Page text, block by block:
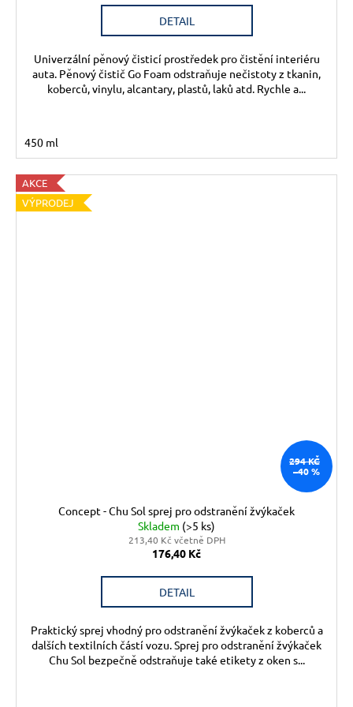
DETAIL
Univerzální pěnový čisticí prostředek pro čistění interiéru
auta. Pěnový čistič Go Foam odstraňuje nečistoty z tkanin,
koberců, vinylu, alcantary, plastů, laků atd. Rychle a...
450 ml
AKCE
VÝPRODEJ
294 KČ
–40 %
Concept - Chu Sol sprej pro odstranění žvýkaček
Skladem (>5 ks)
213,40 Kč včetně DPH
176,40 Kč
DETAIL
Praktický sprej vhodný pro odstranění žvýkaček z koberců a
dalších textilních částí vozu. Sprej pro odstranění žvýkaček
Chu Sol bezpečně odstraňuje také etikety z oken s...